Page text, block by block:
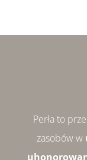
Perła to
zasobów w